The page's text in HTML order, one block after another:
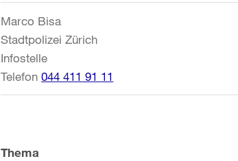
Informationen
Marco Bisa
Stadtpolizei Zürich
Infostelle
Telefon 044 411 91 11
Thema